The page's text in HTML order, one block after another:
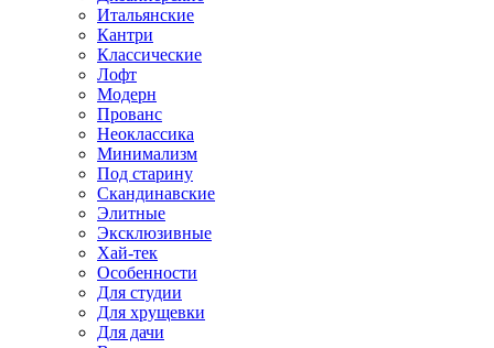
Итальянские
Кантри
Классические
Лофт
Модерн
Прованс
Неоклассика
Минимализм
Под старину
Скандинавские
Элитные
Эксклюзивные
Хай-тек
Особенности
Для студии
Для хрущевки
Для дачи